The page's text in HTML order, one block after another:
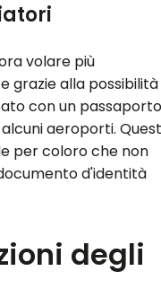
volare più
grazie alla possibilità
con un passaporto
aeroporti.
per coloro che non
d'identità
degli